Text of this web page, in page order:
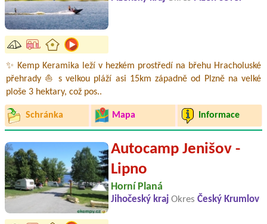
✨ Kemp Keramika leží v hezkém prostředí na břehu Hracholuské
přehrady ⛵ s velkou pláží asi 15km západně od Plzně na velké
ploše 3 hektary, což pos..
Schránka Mapa Informace
Autocamp Jenišov -
Lipno
Horní Planá
Jihočeský kraj Okres Český Krumlov